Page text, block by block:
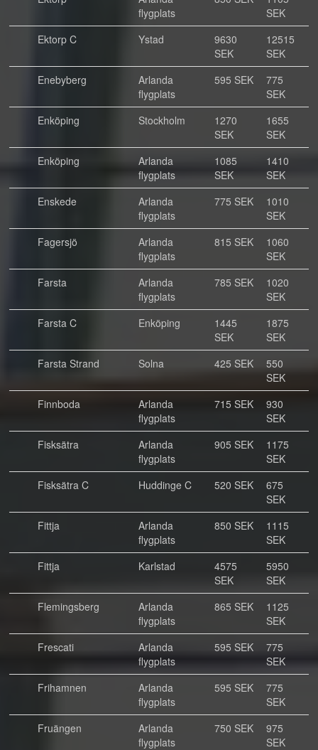
flygplats
SEK
Ektorp C
Ystad
9630
SEK
12515
SEK
Enebyberg
Arlanda
flygplats
595 SEK
775
SEK
Enköping
Stockholm
1270
SEK
1655
SEK
Enköping
Arlanda
flygplats
1085
SEK
1410
SEK
Enskede
Arlanda
flygplats
775 SEK
1010
SEK
Fagersjö
Arlanda
flygplats
815 SEK
1060
SEK
Farsta
Arlanda
flygplats
785 SEK
1020
SEK
Farsta C
Enköping
1445
SEK
1875
SEK
Farsta Strand
Solna 425 SEK
550
SEK
Finnboda
Arlanda
flygplats
715 SEK
930
SEK
Fisksätra
Arlanda
flygplats
905 SEK
1175
SEK
Fisksätra C
Huddinge C 520 SEK
675
SEK
Fittja
Arlanda
flygplats
850 SEK
1115
SEK
Fittja
Karlstad
4575
SEK
5950
SEK
Flemingsberg
Arlanda
flygplats
865 SEK
1125
SEK
Frescati
Arlanda
flygplats
595 SEK
775
SEK
Frihamnen
Arlanda
flygplats
595 SEK
775
SEK
Fruängen
Arlanda
flygplats
750 SEK
975
SEK